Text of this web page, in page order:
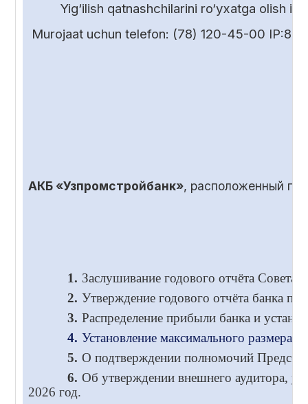
Yig‘ilish qatnashchilarini ro‘yxatga olish
Murojaat uchun telefon: (78) 120-45-00 IP:85-
АКБ «Узпромстройбанк», расположенный по
1. Заслушивание годового отчёта
2. Утверждение годового отчёта банка по
3. Распределение прибыли банка и
4. Установление максимального размера
5. О подтверждении полномочий
6. Об утверждении внешнего аудитора,
2026 год.